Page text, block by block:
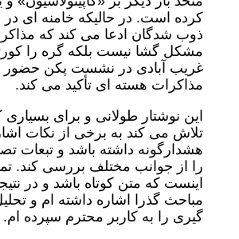
کرده است. در حالیکه خامنه ای در
ذوب شدگان ادعا می کند که مذاکره
مشکل گشا نیست بلکه گره را
غریب آبادی در نشست پکن حضور
مذاکرات هسته ای تأکید می کند.
این نوشتار طولانی و برای
تلاش می کند به برخی از نکات
هشدارگونه داشته باشد و تبعات
را از جوانب مختلف بررسی کند.
اینست که متن کوتاه باشد و در
مباحث گذرا اشاره داشته ام و
گیری را به کاربر محترم سپرده ام.